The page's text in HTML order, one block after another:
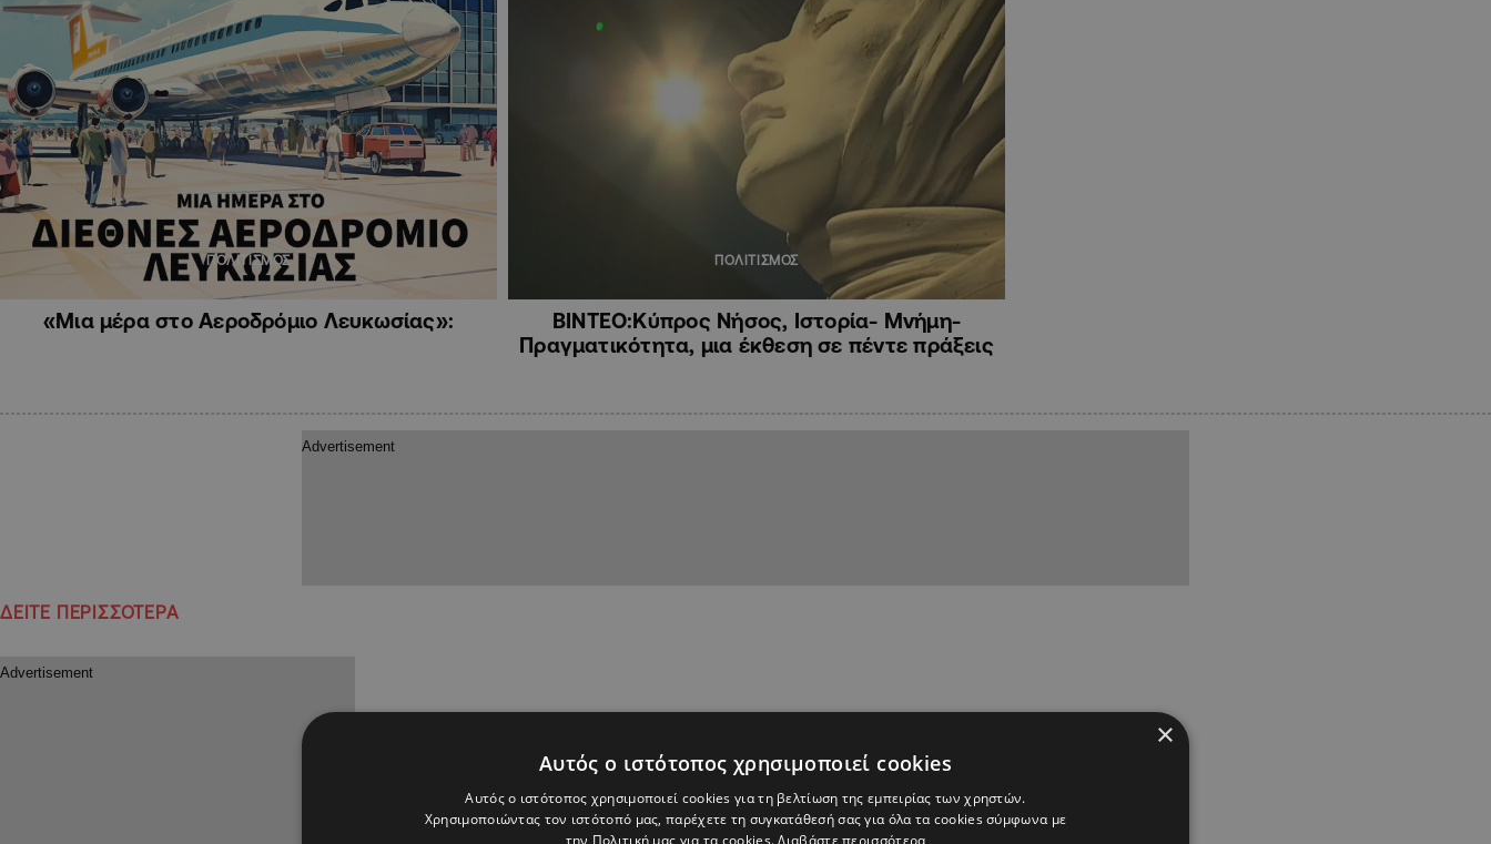
ΠΟΛΙΤΙΣΜΟΣ
«Μια μέρα στο Αεροδρόμιο Λευκωσίας»:
ΠΟΛΙΤΙΣΜΟΣ
ΒΙΝΤΕΟ:Κύπρος Νήσος, Ιστορία- Μνήμη-
Πραγματικότητα, μια έκθεση σε πέντε πράξεις
ΔΕΙΤΕ ΠΕΡΙΣΣΟΤΕΡΑ
×
Αυτός ο ιστότοπος χρησιμοποιεί cookies
Αυτός ο ιστότοπος χρησιμοποιεί cookies για τη βελτίωση της εμπειρίας των χρηστών.
Χρησιμοποιώντας τον ιστότοπό μας, παρέχετε τη συγκατάθεσή σας για όλα τα cookies σύμφωνα με
την Πολιτική μας για τα cookies.Διαβάστε περισσότερα